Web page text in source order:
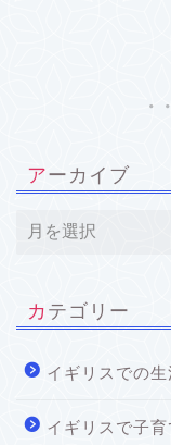
アーカイブ
カテゴリー
イギリスでの生
イギリスで子育